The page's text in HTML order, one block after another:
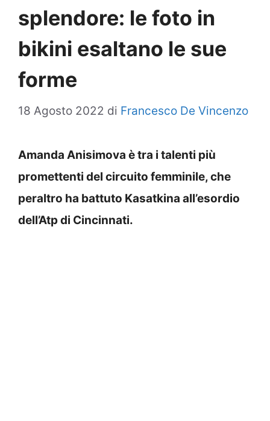
splendore: le foto in
bikini esaltano le sue
forme
18 Agosto 2022 di Francesco De Vincenzo
Amanda Anisimova è tra i talenti più
promettenti del circuito femminile, che
peraltro ha battuto Kasatkina all’esordio
dell’Atp di Cincinnati.